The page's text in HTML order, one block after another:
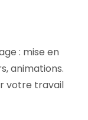
: mise en
animations.
votre travail